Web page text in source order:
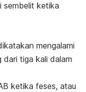
sembelit ketika
mengalami
dari tiga kali dalam
ketika feses, atau